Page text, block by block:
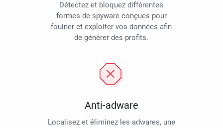
Détectez et bloquez différentes
formes de spyware conçues pour
fouiner et exploiter vos données afin
de générer des profits.
Anti-adware
Localisez et éliminez les adwares, une